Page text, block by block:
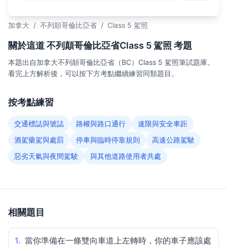
加拿大 / 不列顛哥倫比亞省 / Class 5 駕照
關於這道 不列顛哥倫比亞省Class 5 駕照 考題
本題出自加拿大不列顛哥倫比亞省（BC）Class 5 駕照筆試題庫。
看完上方解析後，可以按下方考點繼續練習同類題目。
按考點練習
交通標誌與號誌 路權與路口通行
速限與安全車距
酒駕藥駕與處罰
停車與臨時停靠規則
高速公路駕駛
惡劣天氣與夜間駕駛
與其他道路使用者共處
相關題目
1. 當你準備在一條雙向車道上左轉時，你的車子應該處